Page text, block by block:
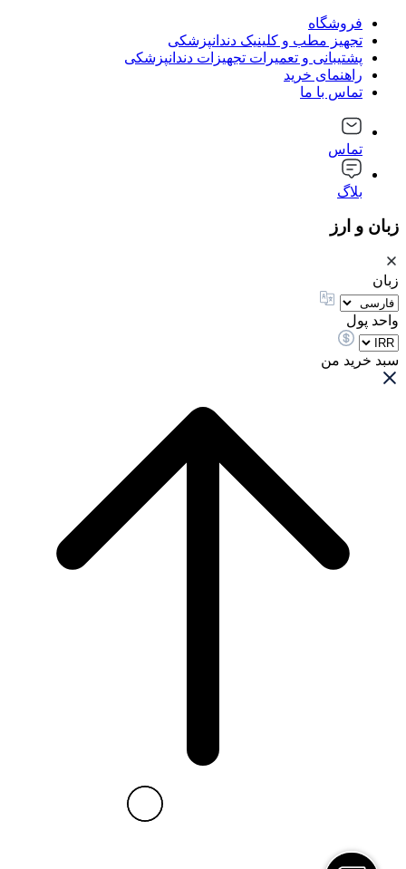
فروشگاه
تجهیز مطب و کلینیک دندانپزشکی
پشتیبانی و تعمیرات تجهیزات دندانپزشکی
راهنمای خرید
تماس با ما
تماس
بلاگ
زبان و ارز
زبان
واحد پول
سبد خرید من